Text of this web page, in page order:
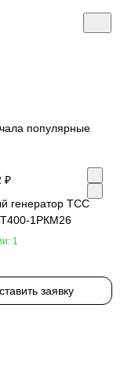
популярные
₽
генератор ТСС
1РКМ26
1
заявку